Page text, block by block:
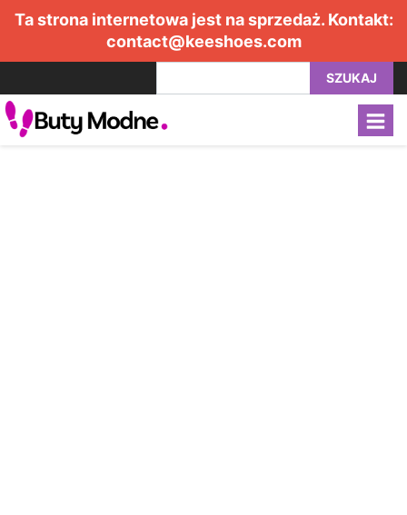
Ta strona internetowa jest na sprzedaż. Kontakt:
contact@keeshoes.com
SZUKAJ